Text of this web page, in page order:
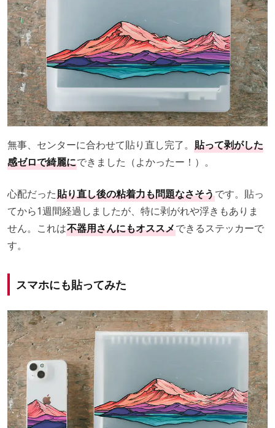
無事、センターに合わせて貼り直し完了。 貼って剥がした
感ゼロで綺麗にできました（よかったー！）。
心配だった貼り直し後の粘着力も問題なさそうです。貼っ
てから1週間経過しましたが、特に剥がれや浮きもありま
せん。これは不器用さんにもオススメできるステッカーで
す。
スマホにも貼ってみた